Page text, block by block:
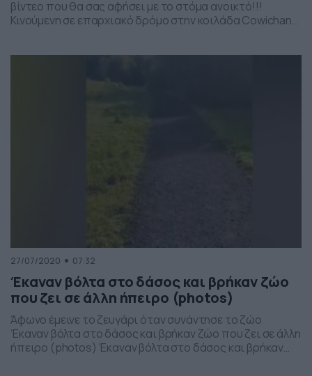
βίντεο που θα σας αφήσει με το στόμα ανοικτό!!!
Κινούμενη σε επαρχιακό δρόμο στην κοιλάδα Cowichan
27/07/2020 07:32
Έκαναν βόλτα στο δάσος και βρήκαν ζώο
που ζει σε άλλη ήπειρο (photos)
Άφωνο έμεινε το ζευγάρι όταν συνάντησε το ζώο
Έκαναν βόλτα στο δάσος και βρήκαν ζώο που ζει σε άλλη
ήπειρο (photos) Έκαναν βόλτα στο δάσος και βρήκαν